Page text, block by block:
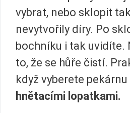
vybrat, nebo sklopit
nevytvořily díry. Po
bochníku i tak uvidíte.
to, že se hůře čistí.
když vyberete pekárnu
hnětacími lopatkami.